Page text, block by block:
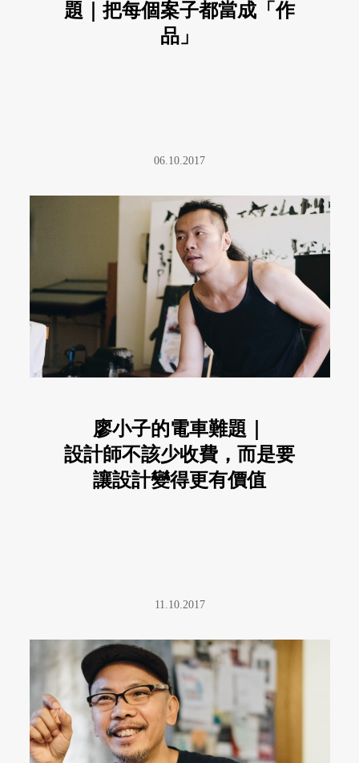
題｜把每個案子都當成「作
品」
06.10.2017
廖小子的電車難題｜
設計師不該少收費，而是要
讓設計變得更有價值
11.10.2017